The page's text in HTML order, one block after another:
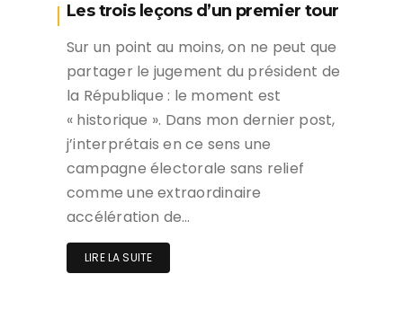
Les trois leçons d’un premier tour
Sur un point au moins, on ne peut que
partager le jugement du président de
la République : le moment est
« historique ». Dans mon dernier post,
j’interprétais en ce sens une
campagne électorale sans relief
comme une extraordinaire
accélération de…
LIRE LA SUITE